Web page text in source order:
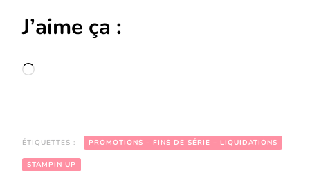
J’aime ça :
Chargement…
ÉTIQUETTES : PROMOTIONS – FINS DE SÉRIE – LIQUIDATIONS
STAMPIN UP